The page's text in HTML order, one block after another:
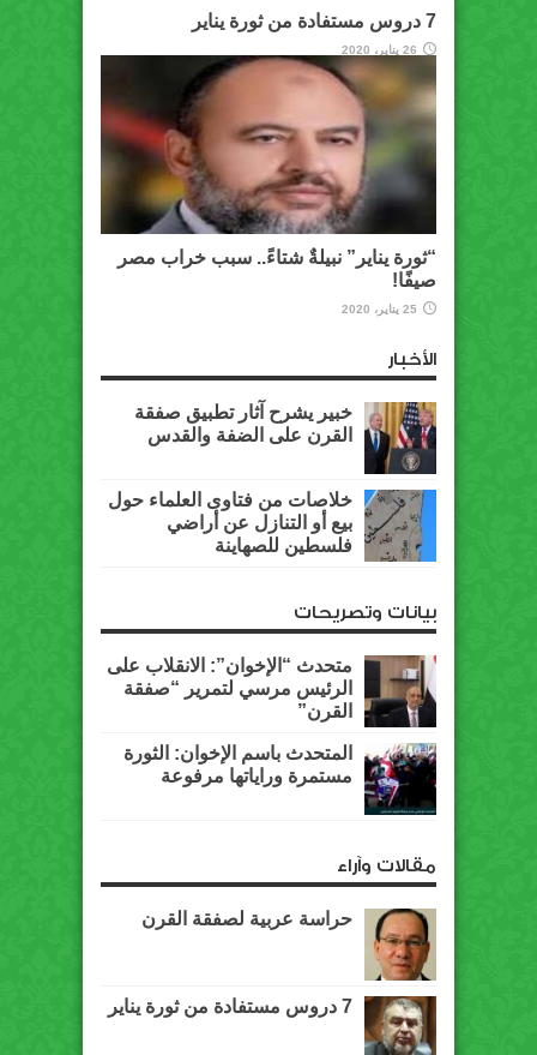
7 دروس مستفادة من ثورة يناير
26 يناير، 2020
“ثورة يناير” نبيلةٌ شتاءً.. سبب خراب مصر
صيفًا!
25 يناير، 2020
الأخبار
خبير يشرح آثار تطبيق صفقة
القرن على الضفة والقدس
خلاصات من فتاوى العلماء حول
بيع أو التنازل عن أراضي
فلسطين للصهاينة
بيانات وتصريحات
متحدث “الإخوان”: الانقلاب على
الرئيس مرسي لتمرير “صفقة
القرن”
المتحدث باسم الإخوان: الثورة
مستمرة وراياتها مرفوعة
مقالات وآراء
حراسة عربية لصفقة القرن
7 دروس مستفادة من ثورة يناير